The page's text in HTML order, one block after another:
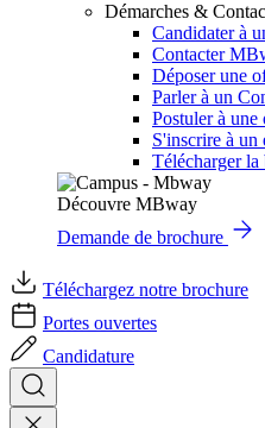
Démarches &
Candidater à
Contacter
Déposer une
Parler à un
Postuler à une
S'inscrire à un
Télécharger la
Découvre MBway
Demande de brochure
Téléchargez notre brochure
Portes ouvertes
Candidature